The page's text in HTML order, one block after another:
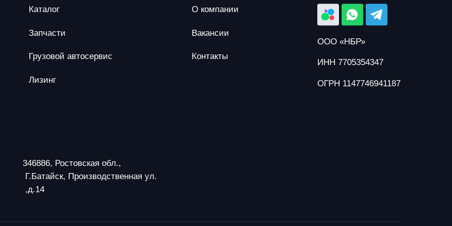
Каталог
Запчасти
Грузовой автосервис
Лизинг
О компании
Вакансии
Контакты
ООО «НБР»
ИНН 7705354347
ОГРН 1147746941187
346886, Ростовская обл.,
Г.Батайск, Производственная ул.
,д.14